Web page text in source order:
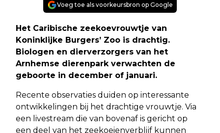
Voeg toe als voorkeursbron op Google
Het Caribische zeekoevrouwtje van
Koninklijke Burgers’ Zoo is drachtig.
Biologen en dierverzorgers van het
Arnhemse dierenpark verwachten de
geboorte in december of januari.
Recente observaties duiden op interessante
ontwikkelingen bij het drachtige vrouwtje. Via
een livestream die van bovenaf is gericht op
een deel van het zeekoeienverblijf kunnen